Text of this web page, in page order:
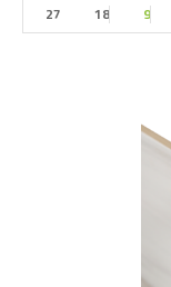
9
18
27